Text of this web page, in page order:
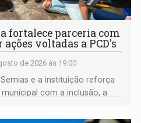
fortalece parceria com
voltadas a PCD's
de 2026 às 19:00
e a instituição reforça
com a inclusão, a